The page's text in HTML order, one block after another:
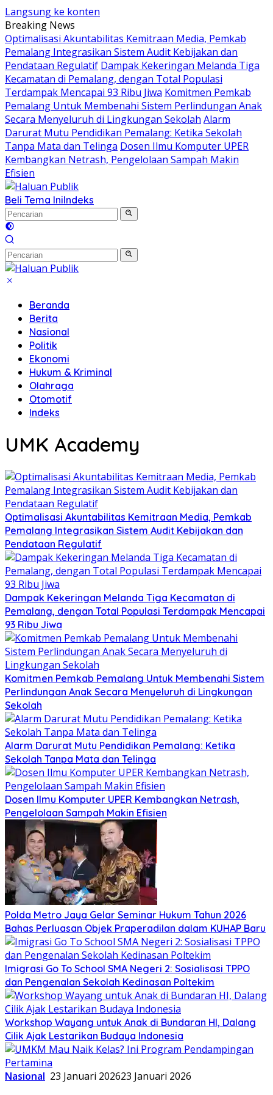
Langsung ke konten
Breaking News
​Optimalisasi Akuntabilitas Kemitraan Media, Pemkab
Pemalang Integrasikan Sistem Audit Kebijakan dan
Pendataan Regulatif Dampak Kekeringan Melanda Tiga
Kecamatan di Pemalang, dengan Total Populasi
Terdampak Mencapai 93 Ribu Jiwa Komitmen Pemkab
Pemalang Untuk Membenahi Sistem Perlindungan Anak
Secara Menyeluruh di Lingkungan Sekolah Alarm
Darurat Mutu Pendidikan Pemalang: Ketika Sekolah
Tanpa Mata dan Telinga Dosen Ilmu Komputer UPER
Kembangkan Netrash, Pengelolaan Sampah Makin
Efisien
Beli Tema IniIndeks
Beranda
Berita
Nasional
Politik
Ekonomi
Hukum & Kriminal
Olahraga
Otomotif
Indeks
UMK Academy
​Optimalisasi Akuntabilitas Kemitraan Media, Pemkab
Pemalang Integrasikan Sistem Audit Kebijakan dan
Pendataan Regulatif
Dampak Kekeringan Melanda Tiga Kecamatan di
Pemalang, dengan Total Populasi Terdampak Mencapai
93 Ribu Jiwa
Komitmen Pemkab Pemalang Untuk Membenahi Sistem
Perlindungan Anak Secara Menyeluruh di Lingkungan
Sekolah
Alarm Darurat Mutu Pendidikan Pemalang: Ketika
Sekolah Tanpa Mata dan Telinga
Dosen Ilmu Komputer UPER Kembangkan Netrash,
Pengelolaan Sampah Makin Efisien
Polda Metro Jaya Gelar Seminar Hukum Tahun 2026
Bahas Perluasan Objek Praperadilan dalam KUHAP Baru
Imigrasi Go To School SMA Negeri 2: Sosialisasi TPPO
dan Pengenalan Sekolah Kedinasan Poltekim
Workshop Wayang untuk Anak di Bundaran HI, Dalang
Cilik Ajak Lestarikan Budaya Indonesia
Nasional 23 Januari 202623 Januari 2026